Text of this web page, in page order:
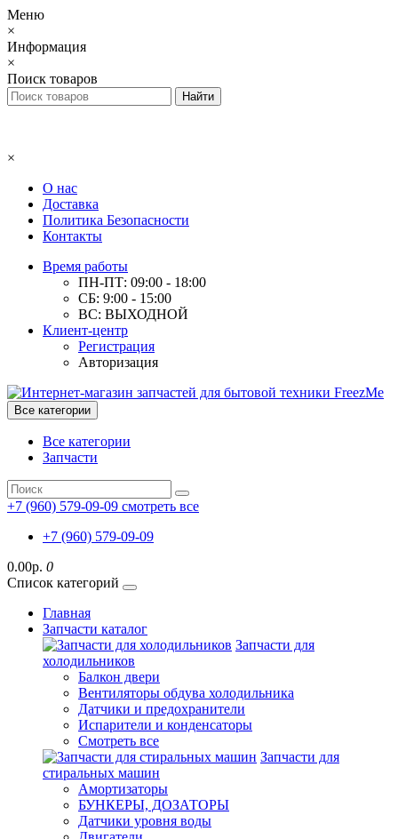
Меню
×
Информация
×
Поиск товаров
×
О нас
Доставка
Политика Безопасности
Контакты
Время работы
ПН-ПТ: 09:00 - 18:00
СБ: 9:00 - 15:00
ВС: ВЫХОДНОЙ
Клиент-центр
Регистрация
Авторизация
Все категории
Все категории
Запчасти
+7 (960) 579-09-09 смотреть все
+7 (960) 579-09-09
0.00р. 0
Список категорий
Главная
Запчасти каталог
Запчасти для
холодильников
Балкон двери
Вентиляторы обдува холодильника
Датчики и предохранители
Испарители и конденсаторы
Смотреть все
Запчасти для
стиральных машин
Амортизаторы
БУНКЕРЫ, ДОЗАТОРЫ
Датчики уровня воды